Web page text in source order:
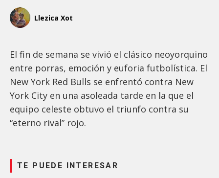
Llezica Xot
El fin de semana se vivió el clásico neoyorquino
entre porras, emoción y euforia futbolística. El
New York Red Bulls se enfrentó contra New
York City en una asoleada tarde en la que el
equipo celeste obtuvo el triunfo contra su
“eterno rival” rojo.
TE PUEDE INTERESAR